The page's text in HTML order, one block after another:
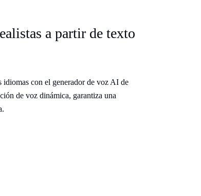
a partir de texto
con el generador de voz AI de
de voz dinámica, garantiza una